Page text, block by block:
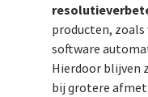
producten,
software
Hierdoor blijven
bij grotere